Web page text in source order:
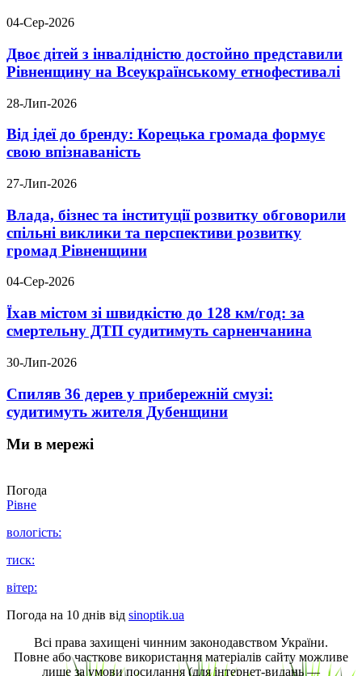
04-Сер-2026
Двоє дітей з інвалідністю достойно представили
Рівненщину на Всеукраїнському етнофестивалі
28-Лип-2026
Від ідеї до бренду: Корецька громада формує
свою впізнаваність
27-Лип-2026
Влада, бізнес та інституції розвитку обговорили
спільні виклики та перспективи розвитку
громад Рівненщини
04-Сер-2026
Їхав містом зі швидкістю до 128 км/год: за
смертельну ДТП судитимуть сарненчанина
30-Лип-2026
Спиляв 36 дерев у прибережній смузі:
судитимуть жителя Дубенщини
Ми в мережі
Погода
Рівне
вологість:
тиск:
вітер:
Погода на 10 днів від sinoptik.ua
Всі права захищені чинним законодавством України.
Повне або часткове використання матеріалів сайту можливе
лише за умови посилання (для інтернет-видань —